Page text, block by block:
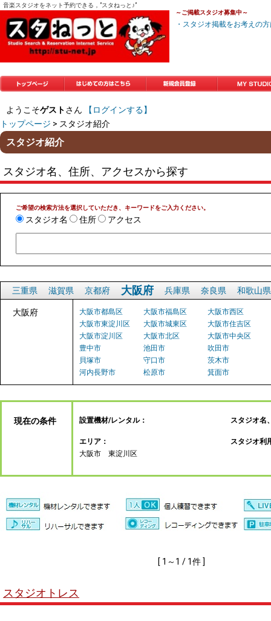
音楽スタジオをネット予約できる，”スタねっと♪”
～ご掲載スタジオ募集中～
・スタジオ掲載をお考えの
トップページ
はじめての方はこち
ら
新規会員登録
ようこそゲストさん
【ログインする】
トップページ > スタジオ紹介
スタジオ紹介
スタジオ名、住所、アクセスから探す
ご希望の検索方法を選択していただき、キーワードをご入力ください。
スタジオ名 住所 アクセス
三重県 滋賀県 京都府 大阪府 兵庫県 奈良県 和歌山県
大阪府 大阪市都島区 大阪市福島区
大阪市西区
大阪市東淀川区
大阪市城東区
大阪市住吉区
大阪市淀川区
大阪市北区
大阪市中央区
豊中市
池田市
吹田市
貝塚市
守口市
茨木市
河内長野市
松原市 箕面市
現在の条件 設置機材/レンタル：
エリア：
大阪市 東淀川区
スタジオ名
スタジオ利
[ 1～1 / 1件 ]
スタジオトレス